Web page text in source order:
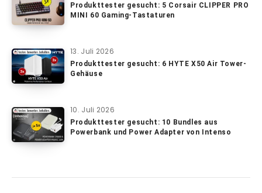
Produkttester gesucht: 5 Corsair CLIPPER PRO
MINI 60 Gaming-Tastaturen
13. Juli 2026
Produkttester gesucht: 6 HYTE X50 Air Tower-
Gehäuse
10. Juli 2026
Produkttester gesucht: 10 Bundles aus
Powerbank und Power Adapter von Intenso